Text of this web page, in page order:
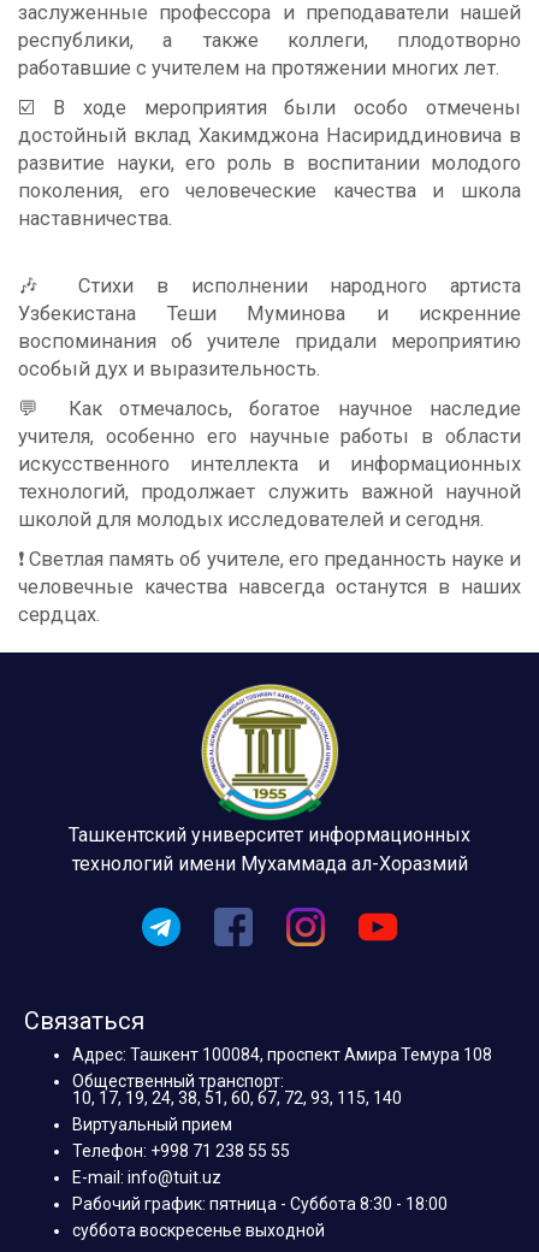
заслуженные профессора и преподаватели нашей
республики, а также коллеги, плодотворно
работавшие с учителем на протяжении многих лет.
☑️ В ходе мероприятия были особо отмечены
достойный вклад Хакимджона Насириддиновича в
развитие науки, его роль в воспитании молодого
поколения, его человеческие качества и школа
наставничества.
🎶 Стихи в исполнении народного артиста
Узбекистана Теши Муминова и искренние
воспоминания об учителе придали мероприятию
особый дух и выразительность.
💬 Как отмечалось, богатое научное наследие
учителя, особенно его научные работы в области
искусственного интеллекта и информационных
технологий, продолжает служить важной научной
школой для молодых исследователей и сегодня.
❗️ Светлая память об учителе, его преданность науке и
человечные качества навсегда останутся в наших
сердцах.
Ташкентский университет информационных
технологий имени Мухаммада ал-Хоразмий
Связаться
Адрес: Ташкент 100084, проспект Амира Темура 108
Общественный транспорт:
10, 17, 19, 24, 38, 51, 60, 67, 72, 93, 115, 140
Виртуальный прием
Телефон: +998 71 238 55 55
E-mail: info@tuit.uz
Рабочий график: пятница - Суббота 8:30 - 18:00
суббота воскресенье выходной